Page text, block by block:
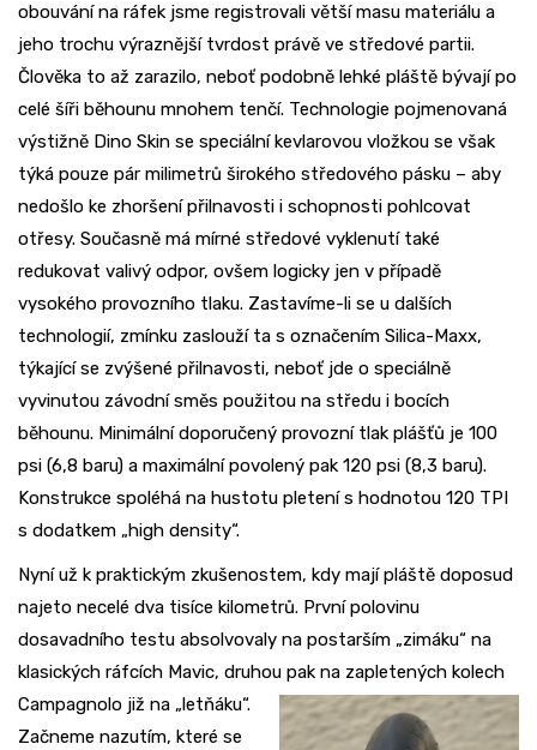
obouvání na ráfek jsme registrovali větší masu materiálu a
jeho trochu výraznější tvrdost právě ve středové partii.
Člověka to až zarazilo, neboť podobně lehké pláště bývají po
celé šíři běhounu mnohem tenčí. Technologie pojmenovaná
výstižně Dino Skin se speciální kevlarovou vložkou se však
týká pouze pár milimetrů širokého středového pásku – aby
nedošlo ke zhoršení přilnavosti i schopnosti pohlcovat
otřesy. Současně má mírné středové vyklenutí také
redukovat valivý odpor, ovšem logicky jen v případě
vysokého provozního tlaku. Zastavíme-li se u dalších
technologií, zmínku zaslouží ta s označením Silica-Maxx,
týkající se zvýšené přilnavosti, neboť jde o speciálně
vyvinutou závodní směs použitou na středu i bocích
běhounu. Minimální doporučený provozní tlak plášťů je 100
psi (6,8 baru) a maximální povolený pak 120 psi (8,3 baru).
Konstrukce spoléhá na hustotu pletení s hodnotou 120 TPI
s dodatkem „high density“.
Nyní už k praktickým zkušenostem, kdy mají pláště doposud
najeto necelé dva tisíce kilometrů. První polovinu
dosavadního testu absolvovaly na postarším „zimáku“ na
klasických ráfcích Mavic, druhou pak na zapletených kolech
Campagnolo již na „letňáku“.
Začneme nazutím, které se